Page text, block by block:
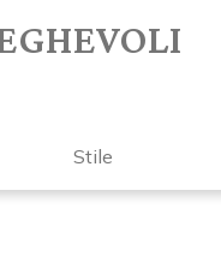
Stile